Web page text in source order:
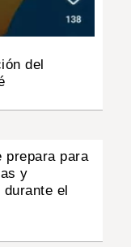
del
prepara para
y
el